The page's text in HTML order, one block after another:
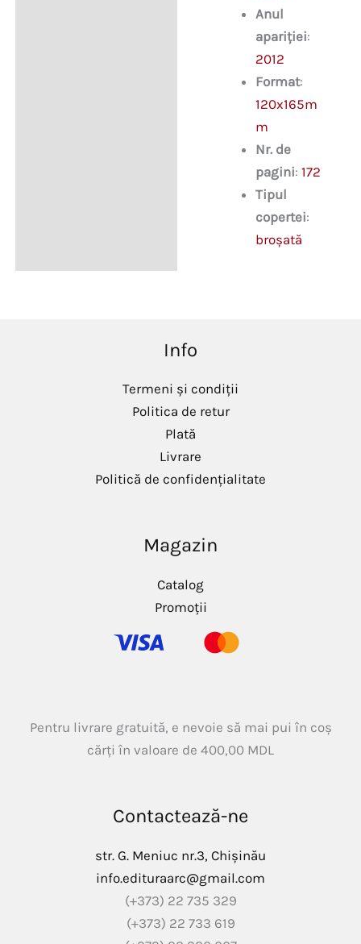
Anul
apariției:
2012
Format:
120x165m
m
Nr. de
pagini: 172
Tipul
copertei:
broşată
Info
Termeni și condiții
Politica de retur
Plată
Livrare
Politică de confidențialitate
Magazin
Catalog
Promoții
Pentru livrare gratuită, e nevoie să mai pui în coș
cărți în valoare de 400,00 MDL
Contactează-ne
str. G. Meniuc nr.3, Chișinău
info.edituraarc@gmail.com
(+373) 22 735 329
(+373) 22 733 619